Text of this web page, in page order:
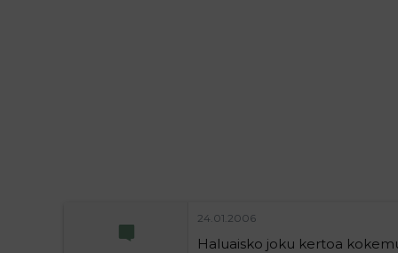
24.01.2006
Haluaisko joku kertoa